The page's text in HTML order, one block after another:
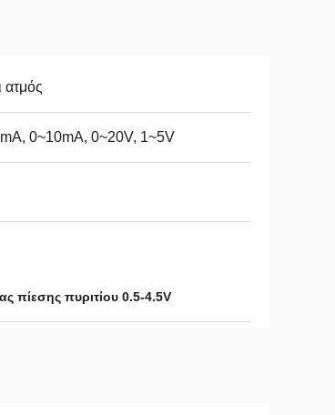
ατμός
0~10mA, 0~20V, 1~5V
πίεσης πυριτίου 0.5-4.5V